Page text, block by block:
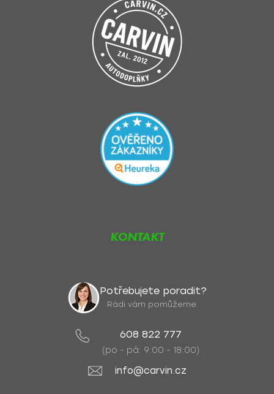
KONTAKT
Potřebujete poradit?
Rádi vám pomůžeme.
608 822 777
(po - pá: 9:00 - 18:00)
info@carvin.cz